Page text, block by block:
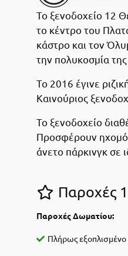
Το ξενοδοχείο 12
το κέντρο του
κάστρο και τον
την πολυκοσμία
Το 2016 έγινε
Καινούριος
Το ξενοδοχείο
Προσφέρουν
άνετο πάρκινγκ σε
Παροχές
Παροχές Δωματίου:
Πλήρως εξοπλισμένο